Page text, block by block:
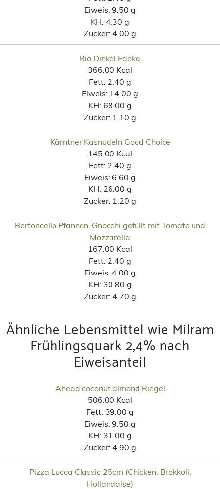
Eiweis: 9.50 g
KH: 4.30 g
Zucker: 4.00 g
Bio Dinkel Edeka
366.00 Kcal
Fett: 2.40 g
Eiweis: 14.00 g
KH: 68.00 g
Zucker: 1.10 g
Kärntner Kasnudeln Good Choice
145.00 Kcal
Fett: 2.40 g
Eiweis: 6.60 g
KH: 26.00 g
Zucker: 1.20 g
Bertoncello Pfannen-Gnocchi gefüllt mit Tomate und
Mozzarella
167.00 Kcal
Fett: 2.40 g
Eiweis: 4.00 g
KH: 30.80 g
Zucker: 4.70 g
Ähnliche Lebensmittel wie Milram
Frühlingsquark 2,4% nach
Eiweisanteil
Ahead coconut almond Riegel
506.00 Kcal
Fett: 39.00 g
Eiweis: 9.50 g
KH: 31.00 g
Zucker: 4.90 g
Pizza Lucca Classic 25cm (Chicken, Brokkoli,
Hollandaise)